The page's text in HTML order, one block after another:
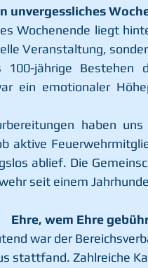
unvergessliches
Wochenende liegt
Veranstaltung,
jährige Bestehen
ein emotionaler
haben
aktive
ablief. Die
seit einem
Ehre, wem Ehre
war der
stattfand. Zahlreiche